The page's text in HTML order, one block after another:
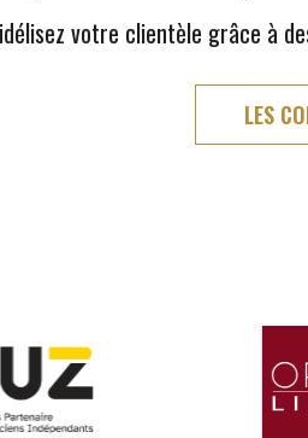
votre clientèle grâce à
LES